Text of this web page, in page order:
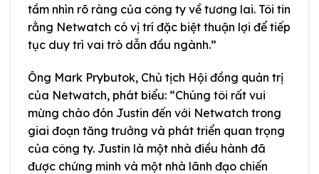
tầm nhìn rõ ràng của công ty về tương lai. Tôi tin
rằng Netwatch có vị trí đặc biệt thuận lợi để tiếp
tục duy trì vai trò dẫn đầu ngành.”
Ông Mark Prybutok, Chủ tịch Hội đồng quản trị
của Netwatch, phát biểu: “Chúng tôi rất vui
mừng chào đón Justin đến với Netwatch trong
giai đoạn tăng trưởng và phát triển quan trọng
của công ty. Justin là một nhà điều hành đã
được chứng minh và một nhà lãnh đạo chiến